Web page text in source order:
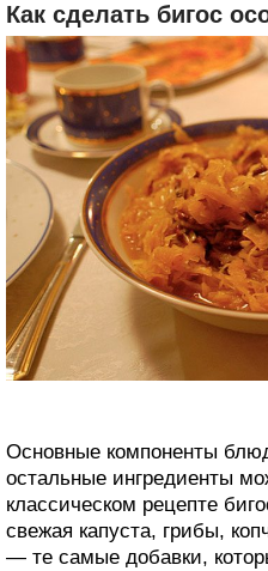
Как сделать бигос
Основные компоненты
остальные ингредиенты
классическом рецепте
свежая капуста, грибы,
— те самые добавки,